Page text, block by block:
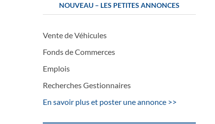
NOUVEAU – LES PETITES ANNONCES
Vente de Véhicules
Fonds de Commerces
Emplois
Recherches Gestionnaires
En savoir plus et poster une annonce >>